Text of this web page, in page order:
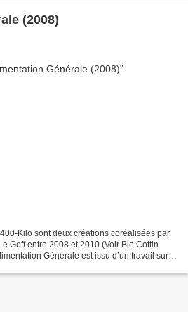
(2008)
Kilo sont deux créations coréalisées par
Goff entre 2008 et 2010 (Voir Bio Cottin
Générale est issu d’un travail sur